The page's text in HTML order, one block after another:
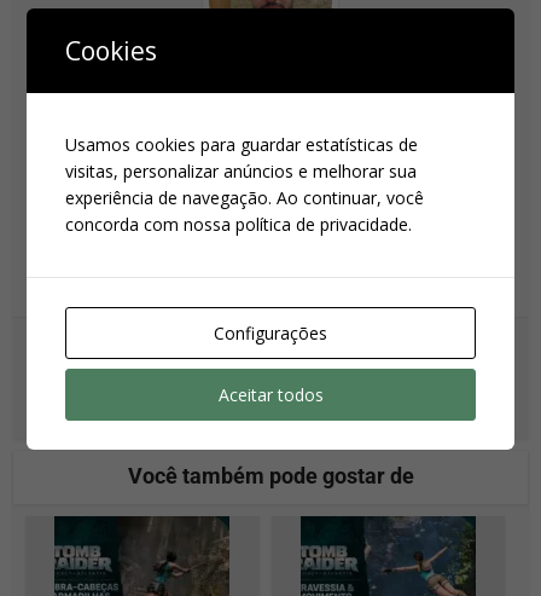
Redator do LCBR, Administrador e Tradutor. Tem 32 anos,
mora em São Bernardo do Campo - SP e é formado em
Sistemas de Informação.
cultura geek.
Visualizar todas as postagens
Você também pode gostar de
Cookies
Usamos cookies para guardar estatísticas de
visitas, personalizar anúncios e melhorar sua
experiência de navegação. Ao continuar, você
concorda com nossa política de privacidade.
Configurações
Aceitar todos